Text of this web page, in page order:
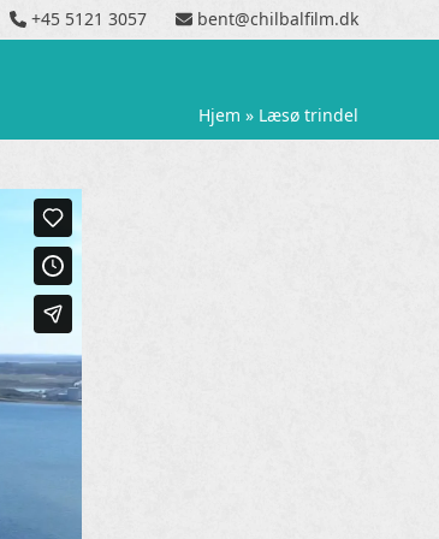
+45 5121 3057 bent@chilbalfilm.dk
Hjem » Læsø trindel